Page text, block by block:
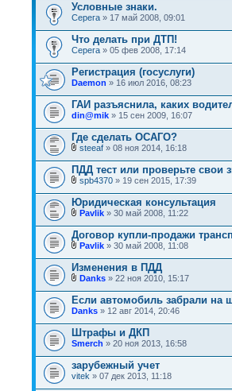
Условные знаки.
Серега » 17 май 2008, 09:01
Что делать при ДТП!
Серега » 05 фев 2008, 17:14
Регистрация (госуслуги)
Daemon » 16 июл 2016, 08:23
ГАИ разъяснила, каких
din@mik » 15 сен 2009, 16:07
Где сделать ОСАГО?
steeaf » 08 ноя 2014, 16:18
ПДД тест или проверьте свои
spb4370 » 19 сен 2015, 17:39
Юридическая консультация
Pavlik » 30 май 2008, 11:22
Договор купли-продажи
Pavlik » 30 май 2008, 11:08
Изменения в ПДД
Danks » 22 ноя 2010, 15:17
Если автомобиль забрали на
Danks » 12 авг 2014, 20:46
Штрафы и ДКП
Smerch » 20 ноя 2013, 16:58
зарубежный учет
vitek » 07 дек 2013, 11:18